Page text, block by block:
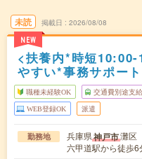
未読
NEW
掲載日 2026/08/08
<扶養内*時短
やすい*事務サポート
職種未経験OK 交通費別途支
WEB登録OK 派遣
勤務地 兵庫県神戸市灘区
六甲道駅から徒歩